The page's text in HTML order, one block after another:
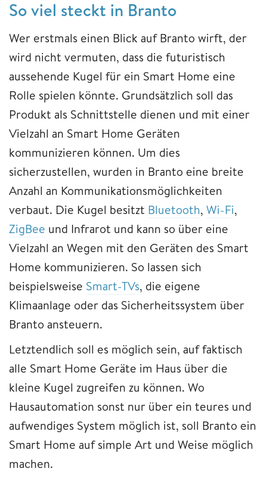
So viel steckt in Branto
Wer erstmals einen Blick auf Branto wirft, der
wird nicht vermuten, dass die futuristisch
aussehende Kugel für ein Smart Home eine
Rolle spielen könnte. Grundsätzlich soll das
Produkt als Schnittstelle dienen und mit einer
Vielzahl an Smart Home Geräten
kommunizieren können. Um dies
sicherzustellen, wurden in Branto eine breite
Anzahl an Kommunikationsmöglichkeiten
verbaut. Die Kugel besitzt Bluetooth, Wi-Fi,
ZigBee und Infrarot und kann so über eine
Vielzahl an Wegen mit den Geräten des Smart
Home kommunizieren. So lassen sich
beispielsweise Smart-TVs, die eigene
Klimaanlage oder das Sicherheitssystem über
Branto ansteuern.
Letztendlich soll es möglich sein, auf faktisch
alle Smart Home Geräte im Haus über die
kleine Kugel zugreifen zu können. Wo
Hausautomation sonst nur über ein teures und
aufwendiges System möglich ist, soll Branto ein
Smart Home auf simple Art und Weise möglich
machen.